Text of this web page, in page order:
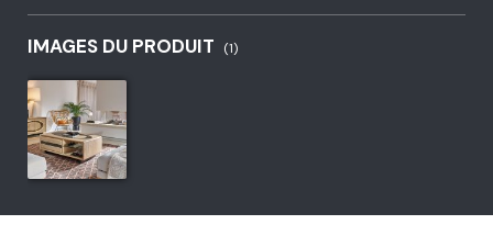
IMAGES DU PRODUIT (1)